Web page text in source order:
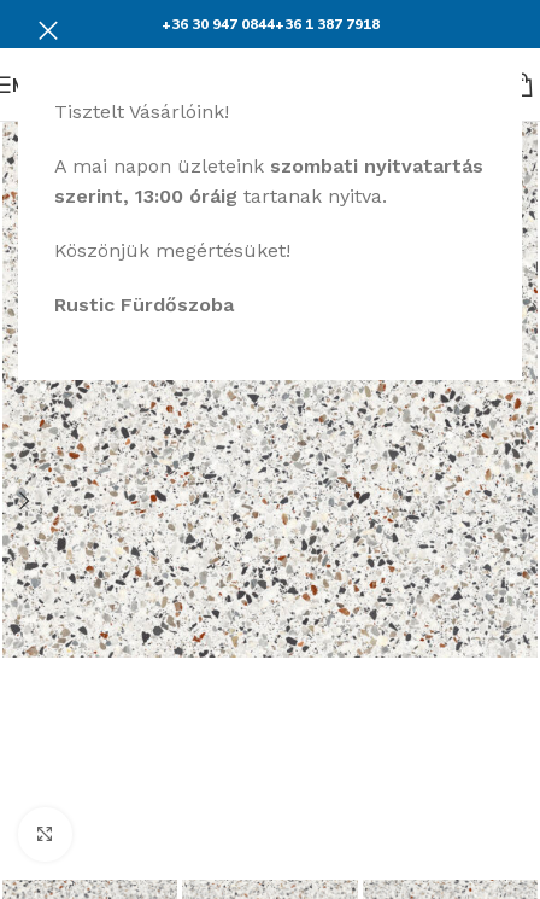
Tisztelt Vásárlóink!
A mai napon üzleteink szombati nyitvatartás
szerint, 13:00 óráig tartanak nyitva.
Köszönjük megértésüket!
Rustic Fürdőszoba
+36 30 947 0844+36 1 387 7918
Menü